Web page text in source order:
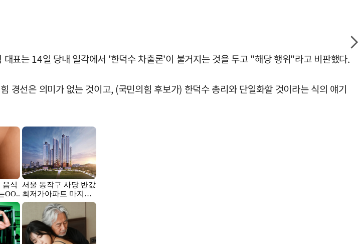
표는 14일 당내 일각에서 '한덕수 차출론'이 불거지는 것을 두고 "해당 행위"라고 비판했다.
선은 의미가 없는 것이고, (국민의힘 후보가) 한덕수 총리와 단일화할 것이라는 식의 얘기